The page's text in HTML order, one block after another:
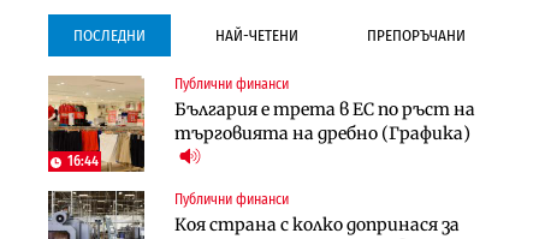
ПОСЛЕДНИ НАЙ-ЧЕТЕНИ ПРЕПОРЪЧАНИ
16:44
Публични финанси
България е трета в ЕС по ръст на
търговията на дребно (Графика)
Публични финанси
Коя страна с колко допринася за
Градоустройство
Столична община избра
изпълнител за преместването на
трамвайното трасе по бул.
Инфраструктура
Инфраструктура
Проектирането на тунела под
Петрохан ще върви паралелно с
екологичните оценки
Компании
„Хювефарма“ подписа договор за